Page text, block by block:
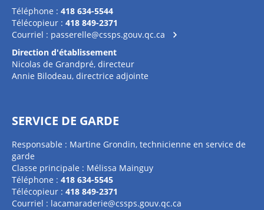
Téléphone : 418 634-5544
Télécopieur : 418 849-2371
Courriel : passerelle@cssps.gouv.qc.ca
Direction d'établissement
Nicolas de Grandpré, directeur
Annie Bilodeau, directrice adjointe
SERVICE DE GARDE
Responsable : Martine Grondin, technicienne en service de
garde
Classe principale : Mélissa Mainguy
Téléphone : 418 634-5545
Télécopieur : 418 849-2371
Courriel : lacamaraderie@cssps.gouv.qc.ca